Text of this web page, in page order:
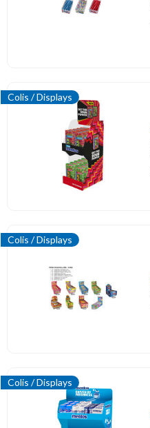
Colis / Displays
Colis / Displays
Colis / Displays